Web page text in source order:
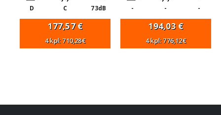
D C 73dB
177,57€
4 kpl: 710,28€
- - -
194,03 €
4 kpl: 776,12€